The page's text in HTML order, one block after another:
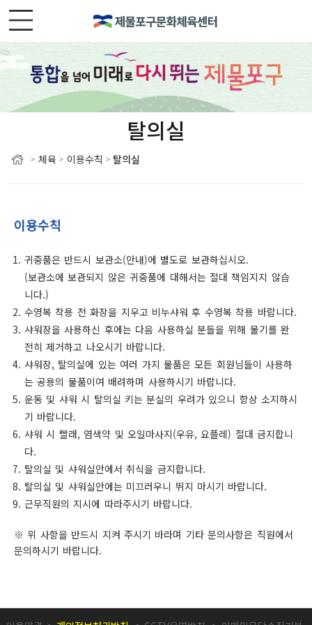
탈의실
> 체육 > 이용수칙 > 탈의실
이용수칙
귀중품은 반드시 보관소(안내)에 별도로 보관하십시오.
(보관소에 보관되지 않은 귀중품에 대해서는 절대 책임지지 않습
니다.)
수영복 착용 전 화장을 지우고 비누샤워 후 수영복 착용 바랍니다.
샤워장을 사용하신 후에는 다음 사용하실 분들을 위해 물기를 완
전히 제거하고 나오시기 바랍니다.
샤워장, 탈의실에 있는 여러 가지 물품은 모든 회원님들이 사용하
는 공용의 물품이여 배려하며 사용하시기 바랍니다.
운동 및 샤워 시 탈의실 키는 분실의 우려가 있으니 항상 소지하시
기 바랍니다.
샤워 시 빨래, 염색약 및 오일마사지(우유, 요플레) 절대 금지합니
다.
탈의실 및 샤워실안에서 취식을 금지합니다.
탈의실 및 샤워실안에는 미끄러우니 뛰지 마시기 바랍니다.
근무직원의 지시에 따라주시기 바랍니다.
※ 위 사항을 반드시 지켜 주시기 바라며 기타 문의사항은 직원에서
문의하시기 바랍니다.